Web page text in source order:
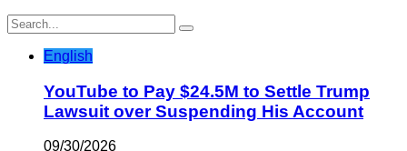
English
YouTube to Pay $24.5M to Settle Trump
Lawsuit over Suspending His Account
09/30/2026